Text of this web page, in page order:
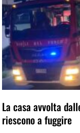
La casa avvolta
riescono a fuggire